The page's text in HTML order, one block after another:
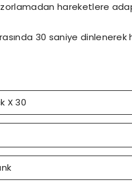
hareketlere
30 saniye dinlenerek
X 30